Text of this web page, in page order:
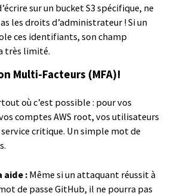
sur un bucket S3 spécifique, ne
les droits d’administrateur ! Si un
ces identifiants, son champ
très limité.
Multi-Facteurs (MFA)!
où c’est possible : pour vos
comptes AWS root, vos utilisateurs
critique. Un simple mot de
aide : Même si un attaquant réussit à
de passe GitHub, il ne pourra pas